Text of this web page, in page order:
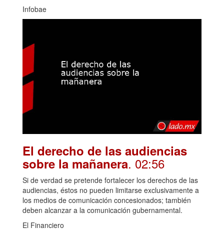
Infobae
El derecho de las audiencias
sobre la mañanera. 02:56
Si de verdad se pretende fortalecer los derechos de las
audiencias, éstos no pueden limitarse exclusivamente a
los medios de comunicación concesionados; también
deben alcanzar a la comunicación gubernamental.
El Financiero